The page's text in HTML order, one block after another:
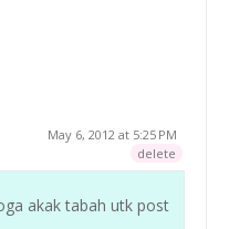
May 6, 2012 at 5:25 PM
delete
akak tabah utk post